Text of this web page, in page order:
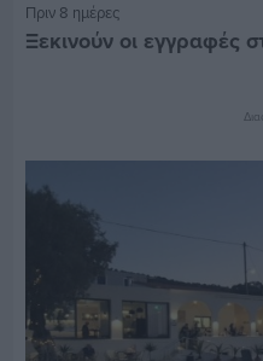
Πριν 8 ημέρες
Ξεκινούν οι εγγραφές